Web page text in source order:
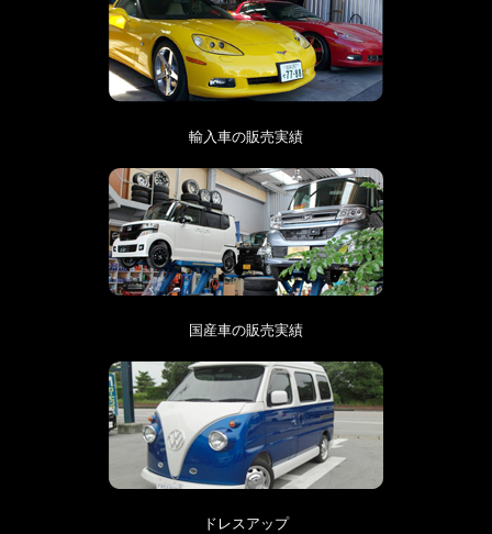
輸入車の販売実績
国産車の販売実績
ドレスアップ